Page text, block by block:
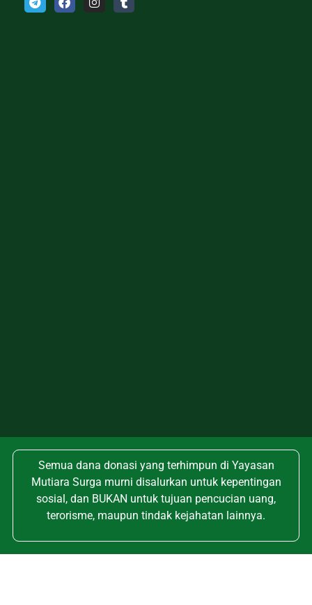
Semua dana donasi yang terhimpun di Yayasan
Mutiara Surga murni disalurkan untuk kepentingan
sosial, dan BUKAN untuk tujuan pencucian uang,
terorisme, maupun tindak kejahatan lainnya.